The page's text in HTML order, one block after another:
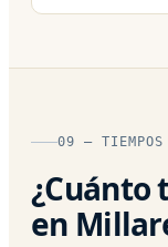
09 — TIEMPOS
¿Cuánto
en